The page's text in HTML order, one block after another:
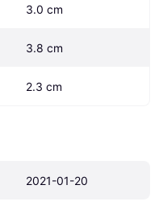
3.0 cm
3.8 cm
2.3 cm
2021-01-20